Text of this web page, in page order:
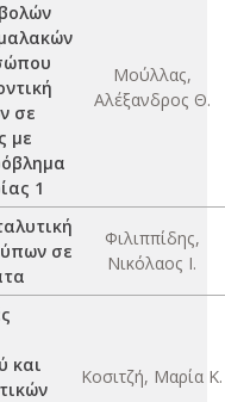
σε
με
1
Μούλλας,
Αλέξανδρος Θ.
σε
Φιλιππίδης,
Νικόλαος Ι.
και
Κοσιτζή, Μαρία Κ.